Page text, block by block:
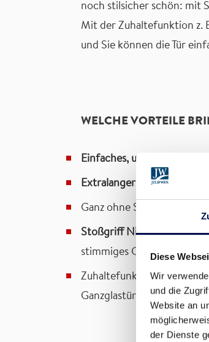
Diese
Wir
und die
Website an
der Dienste
noch stilsicher schön: mit
Mit der Zuhaltefunktion z.
und Sie können die Tür
WELCHE VORTEILE
Einfaches, unkompliziertes
Extralanger Stoßgriff
Ganz ohne Schloss für eine
Stoßgriff Nizzamit Inlay
stimmiges Gesamtbild
Zuhaltefunktion mit
Ganzglastür)